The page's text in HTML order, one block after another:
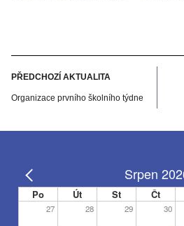
PŘEDCHOZÍ AKTUALITA
Organizace prvního školního týdne
Srpen
Po Út St Čt
27 28 29 30